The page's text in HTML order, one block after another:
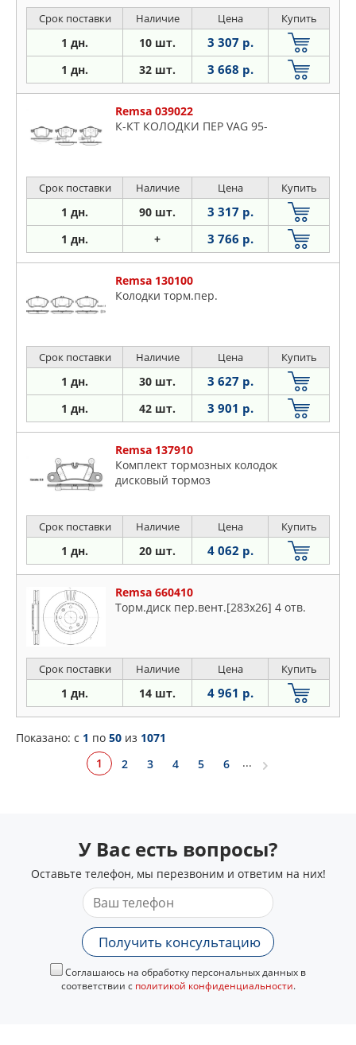
Срок поставки Наличие Цена Купить
1 дн. 10 шт. 3 307 р.
1 дн. 32 шт. 3 668 р.
Remsa 039022
К-КТ КОЛОДКИ ПЕР VAG 95-
Срок поставки Наличие Цена Купить
1 дн. 90 шт. 3 317 р.
1 дн. + 3 766 р.
Remsa 130100
Колодки торм.пер.
Срок поставки Наличие Цена Купить
1 дн. 30 шт. 3 627 р.
1 дн. 42 шт. 3 901 р.
Remsa 137910
Комплект тормозных колодок
дисковый тормоз
Срок поставки Наличие Цена Купить
1 дн. 20 шт. 4 062 р.
Remsa 660410
Торм.диск пер.вент.[283x26] 4 отв.
Срок поставки Наличие Цена Купить
1 дн. 14 шт. 4 961 р.
Показано: c 1 по 50 из 1071
1
2 3 4 5 6 ...
У Вас есть вопросы?
Оставьте телефон, мы перезвоним и ответим на них!
Получить консультацию
Соглашаюсь на обработку персональных данных в
соответствии с политикой конфиденциальности.